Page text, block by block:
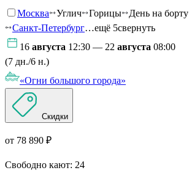
Москва Углич Горицы День на борту
Санкт-Петербург…ещё 5свернуть
16 августа 12:30 — 22 августа 08:00
(7 дн./6 н.)
«Огни большого города»
Скидки
от 78 890 ₽
Свободно кают: 24